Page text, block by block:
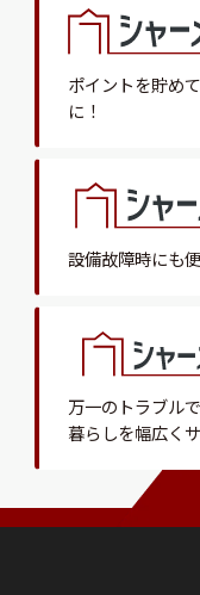
ポイントを貯めて
に！
設備故障時にも
万一のトラブル
暮らしを幅広く